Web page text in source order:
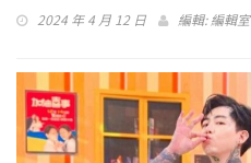
2024 年 4 月 12 日 編輯:編輯室